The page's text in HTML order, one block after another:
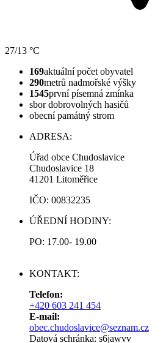
27/13 °C
169aktuální počet obyvatel
290metrů nadmořské výšky
1545první písemná zmínka
sbor dobrovolných hasičů
obecní památný strom
ADRESA:
Úřad obce Chudoslavice
Chudoslavice 18
41201 Litoměřice
IČO: 00832235
ÚŘEDNÍ HODINY:
PO: 17.00- 19.00
KONTAKT:
Telefon:
+420 603 241 454
E-mail:
obec.chudoslavice@seznam.cz
Datová schránka: s6jawvv